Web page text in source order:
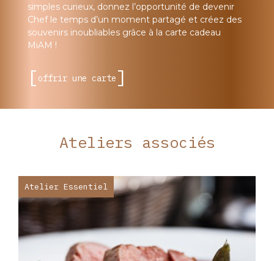
simples curieux, donnez l’opportunité de devenir
Chef le temps d’un moment partagé et créez des
souvenirs inoubliables grâce à la carte cadeau
MiAM !
offrir une carte
Ateliers associés
Atelier Essentiel